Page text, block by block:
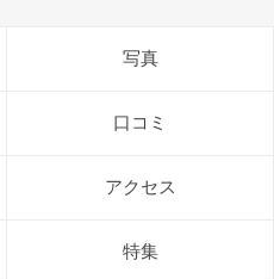
写真
口コミ
アクセス
特集